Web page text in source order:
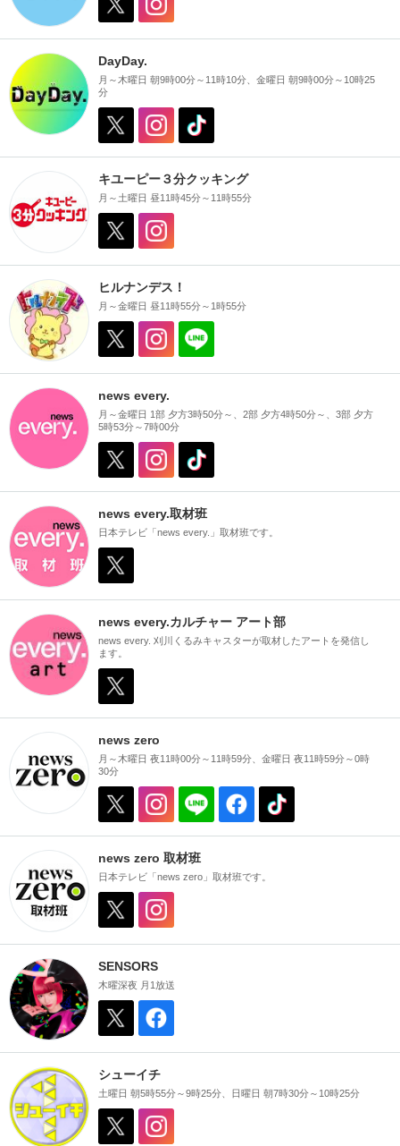
DayDay.
月～木曜日 朝9時00分～11時10分、金曜日 朝9時00分～10時25
分
キユーピー３分クッキング
月～土曜日 昼11時45分～11時55分
ヒルナンデス！
月～金曜日 昼11時55分～1時55分
news every.
月～金曜日 1部 夕方3時50分～、2部 夕方4時50分～、3部 夕方
5時53分～7時00分
news every.取材班
日本テレビ「news every.」取材班です。
news every.カルチャー アート部
news every. 刈川くるみキャスターが取材したアートを発信し
ます。
news zero
月～木曜日 夜11時00分～11時59分、金曜日 夜11時59分～0時
30分
news zero 取材班
日本テレビ「news zero」取材班です。
SENSORS
木曜深夜 月1放送
シューイチ
土曜日 朝5時55分～9時25分、日曜日 朝7時30分～10時25分